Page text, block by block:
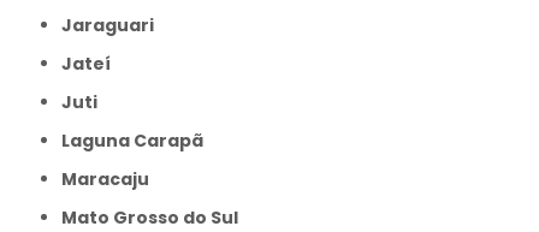
Jaraguari
Jateí
Juti
Laguna Carapã
Maracaju
Mato Grosso do Sul